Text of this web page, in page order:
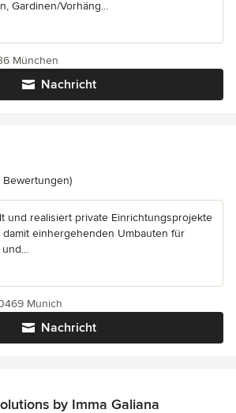
Gardinen/Vorhäng...
Nachricht
München
5 von 5 Sternen
Bewertungen)
und realisiert private Einrichtungsprojekte
einhergehenden Umbauten für
Nachricht
Munich
by Imma Galiana